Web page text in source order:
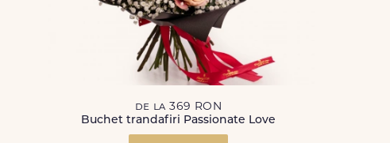
de la 369 RON
Buchet trandafiri Passionate Love